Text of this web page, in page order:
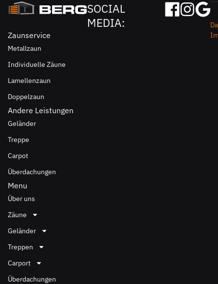
SOCIAL
MEDIA:
Zaunservice
Metallzaun
Individuelle Zäune
Lamellenzaun
Doppelzaun
Andere Leistungen
Geländer
Treppe
Carpot
Überdachungen
Menu
Über uns
Zäune
Geländer
Treppen
Carport
Überdachungen